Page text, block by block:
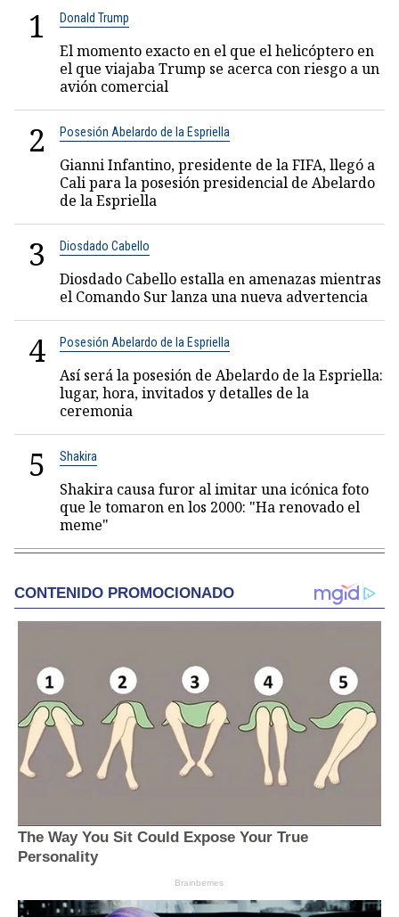
1 Donald Trump
El momento exacto en el que el helicóptero en
el que viajaba Trump se acerca con riesgo a un
avión comercial
2 Posesión Abelardo de la Espriella
Gianni Infantino, presidente de la FIFA, llegó a
Cali para la posesión presidencial de Abelardo
de la Espriella
3 Diosdado Cabello
Diosdado Cabello estalla en amenazas mientras
el Comando Sur lanza una nueva advertencia
4 Posesión Abelardo de la Espriella
Así será la posesión de Abelardo de la Espriella:
lugar, hora, invitados y detalles de la
ceremonia
5 Shakira
Shakira causa furor al imitar una icónica foto
que le tomaron en los 2000: "Ha renovado el
meme"